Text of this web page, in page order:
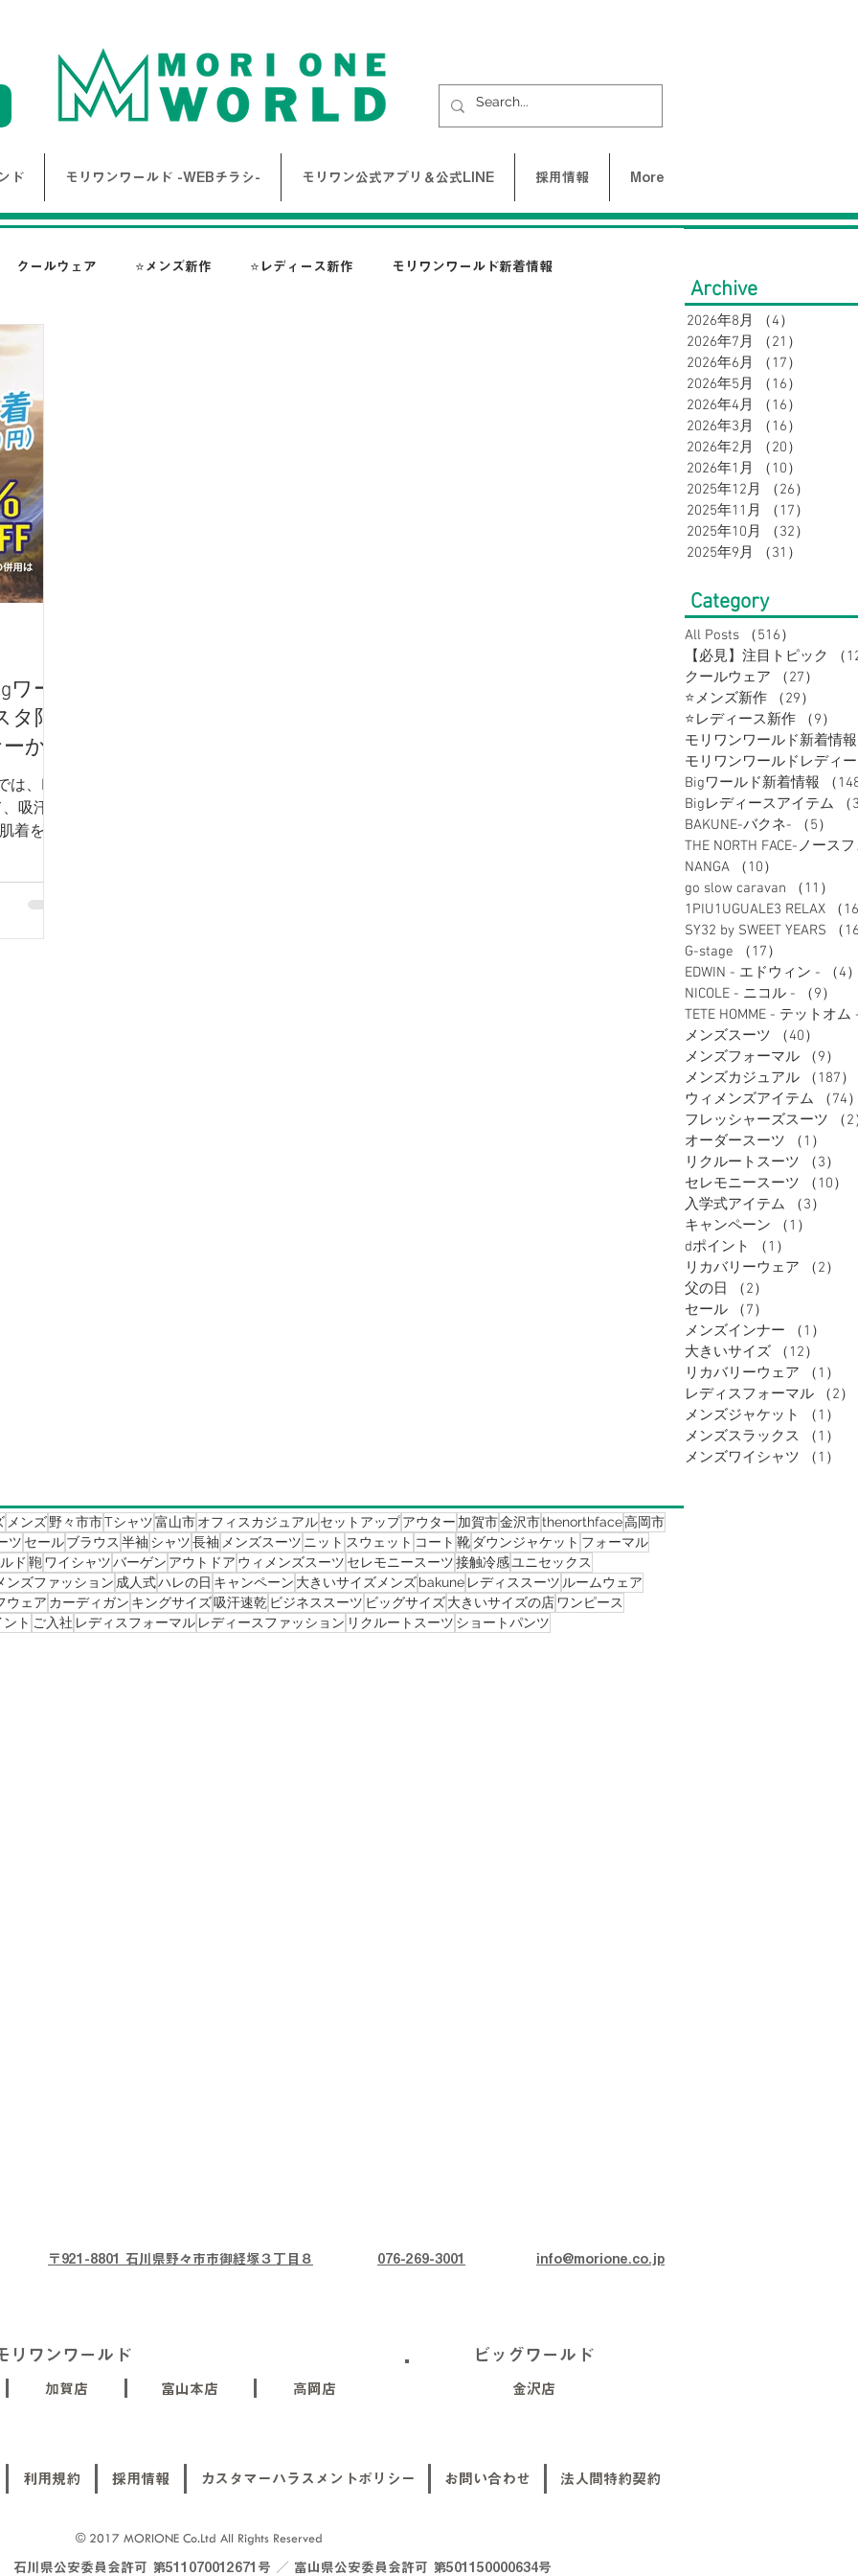
ド モリワンワールド -WEBチラシ- モリワン公式アプリ＆公式LINE 採用情報 More
クールウェア ⭐メンズ新作 ⭐レディース新作 モリワンワールド新着情報
-
-
イテム
ー
限
か
で、Big
吸汗速
着をお
汗ばむ
くださ
Archive
2026年8月 （4）
2026年7月
（21）
2026年6月
（17）
2026年5月
（16）
2026年4月
（16）
2026年3月
（16）
2026年2月
（20）
2026年1月
（10）
2025年12月
（26）
2025年11月
（17）
2025年10月
（32）
2025年9月
（31）
Category
All Posts （516）
【必見】注目トピック
（
クールウェア
（27）
⭐メンズ新作
（29）
⭐レディース新作
（9）
モリワンワールド新着情報
Bigワールド新着情報
（
Bigレディースアイテム
BAKUNE-バクネ-
（5）
THE NORTH FACE-ノース
NANGA
（10）
go slow caravan
（11）
1PIU1UGUALE3 RELAX
（
SY32 by SWEET YEARS
（
G-stage
（17）
EDWIN - エドウィン -
（4
NICOLE - ニコル -
（9）
TETE HOMME - テットオム
メンズスーツ
（40）
メンズフォーマル
（9）
メンズカジュアル
（187）
ウィメンズアイテム
（74
フレッシャーズスーツ
（
オーダースーツ
（1）
リクルートスーツ
（3）
セレモニースーツ
（10）
入学式アイテム
（3）
キャンペーン
（1）
dポイント
（1）
リカバリーウェア
（2）
父の日
（2）
セール
（7）
メンズインナー
（1）
大きいサイズ
（12）
リカバリーウェア
（1）
レディスフォーマル
（2）
メンズジャケット
（1）
メンズスラックス
（1）
メンズワイシャツ
（1）
メンズ野々市市Tシャツ富山市オフィスカジュアルセットアップアウター 加賀市金沢市thenorthface高岡市
ツ セールブラウス 半袖 シャツ長袖 メンズスーツ ニット スウェット コート 靴 ダウンジャケット フォーマル
ド 鞄 ワイシャツバーゲン アウトドア ウィメンズスーツ セレモニースーツ接触冷感ユニセックス
ンズファッション 成人式ハレの日 キャンペーン 大きいサイズメンズbakune レディススーツ ルームウェア
ウェア カーディガン キングサイズ吸汗速乾 ビジネススーツ ビッグサイズ大きいサイズの店 ワンピース
ト ご入社 レディスフォーマル レディースファッション リクルートスーツ ショートパンツ
〒921-8801 石川県野々市市御経塚３丁目８ 076-269-3001 info@morione.co.jp
高岡店
加賀店 富山本店
リワンワールド
金沢店
ビッグワールド
利用規約 採用情報 カスタマーハラスメントポリシー お問い合わせ 法人間特約契約
© 2017 MORIONE Co.Ltd All Rights Reserved
石川県公安委員会許可 第511070012671号 ／ 富山県公安委員会許可 第501150000634号